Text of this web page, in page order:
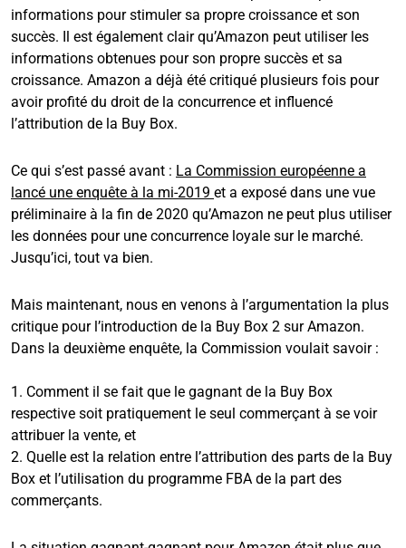
informations pour stimuler sa propre croissance et son
succès. Il est également clair qu’Amazon peut utiliser les
informations obtenues pour son propre succès et sa
croissance. Amazon a déjà été critiqué plusieurs fois pour
avoir profité du droit de la concurrence et influencé
l’attribution de la Buy Box.
Ce qui s’est passé avant : La Commission européenne a
lancé une enquête à la mi-2019 et a exposé dans une vue
préliminaire à la fin de 2020 qu’Amazon ne peut plus utiliser
les données pour une concurrence loyale sur le marché.
Jusqu’ici, tout va bien.
Mais maintenant, nous en venons à l’argumentation la plus
critique pour l’introduction de la Buy Box 2 sur Amazon.
Dans la deuxième enquête, la Commission voulait savoir :
1. Comment il se fait que le gagnant de la Buy Box
respective soit pratiquement le seul commerçant à se voir
attribuer la vente, et
2. Quelle est la relation entre l’attribution des parts de la Buy
Box et l’utilisation du programme FBA de la part des
commerçants.